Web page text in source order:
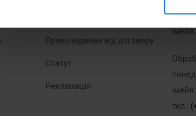
Право відмови від договору
Статут
Рекламація
тел.:
iмейл:
тел.: